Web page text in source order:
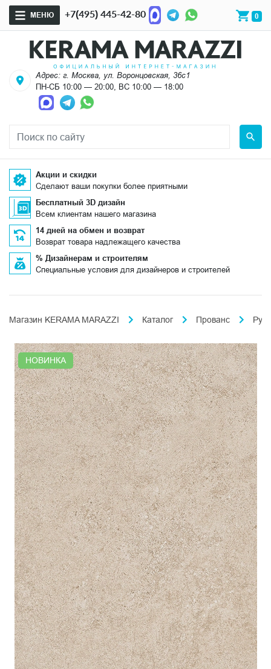
МЕНЮ +7(495) 445-42-80 0
Адрес: г. Москва, ул. Воронцовская, 36с1
ПН-СБ 10:00 — 20:00, ВС 10:00 — 18:00
Акции и скидки
Сделают ваши покупки более приятными
Бесплатный 3D дизайн
Всем клиентам нашего магазина
14 дней на обмен и возврат
Возврат товара надлежащего качества
% Дизайнерам и строителям
Специальные условия для дизайнеров и строителей
Магазин KERAMA MARAZZI Каталог Прованс
НОВИНКА